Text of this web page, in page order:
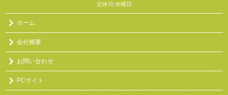
定休日:水曜日
ホーム
会社概要
お問い合わせ
PCサイト